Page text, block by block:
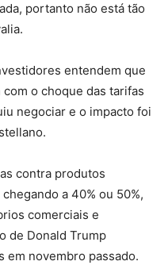
portanto não está tão
entendem que
o choque das tarifas
negociar e o impacto foi
contra produtos
a 40% ou 50%,
comerciais e
de Donald Trump
em novembro passado.